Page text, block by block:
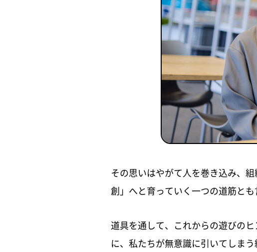
その思いはやがて人を巻き込み、
創」へと育っていく一つの道筋とも
道具を通して、これからの遊びの
に、私たちが無意識に引いてしま